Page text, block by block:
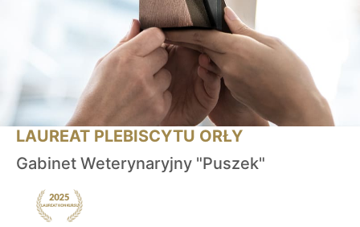
LAUREAT PLEBISCYTU ORŁY
Gabinet Weterynaryjny "Puszek"